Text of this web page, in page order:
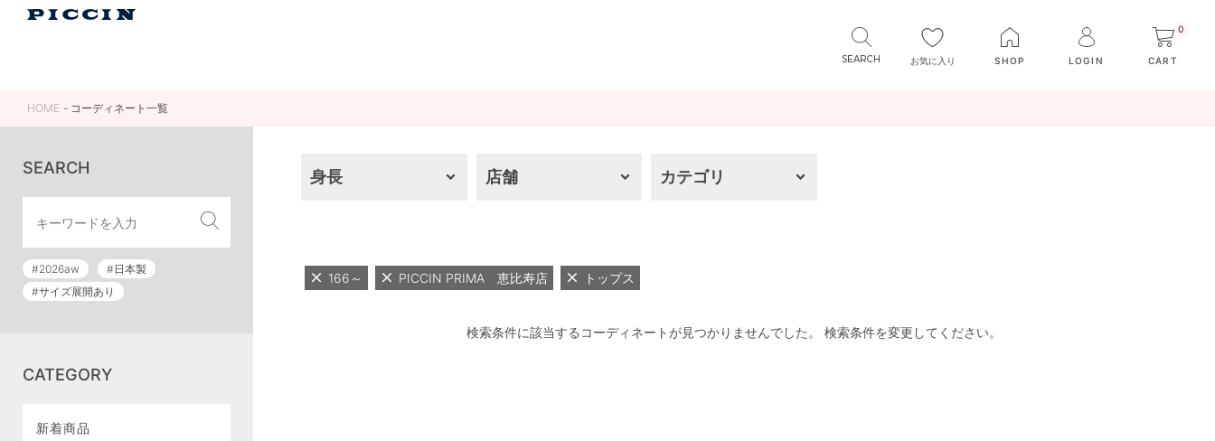
お気に入り SHOP LOGIN
0
CART
HOME コーディネート一覧
SEARCH
#2026aw
#日本製
#サイズ展開あり
CATEGORY
新着商品
身長 店舗 カテゴリ
166～ PICCIN PRIMA 恵比寿店 トップス
検索条件に該当するコーディネートが見つかりませんでした。 検索条件を変更してください。